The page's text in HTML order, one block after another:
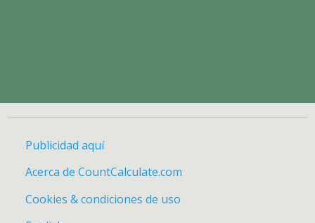
Publicidad aquí
Acerca de CountCalculate.com
Cookies & condiciones de uso